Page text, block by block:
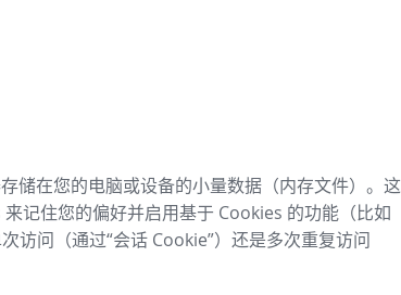
储在您的电脑或设备的小量数据（内存文件）。这
记住您的偏好并启用基于 Cookies 的功能（比如
访问（通过“会话 Cookie”）还是多次重复访问